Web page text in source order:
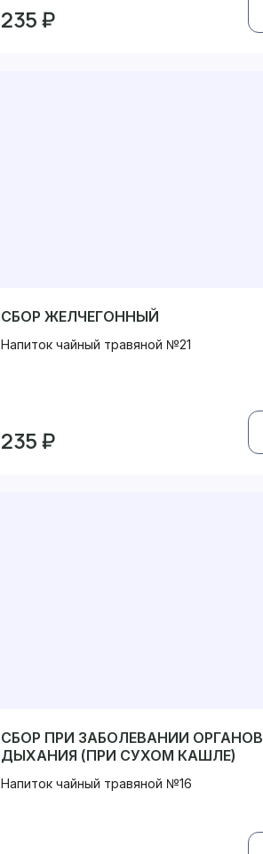
235 ₽
СБОР ЖЕЛЧЕГОННЫЙ
Напиток чайный травяной №21
235 ₽
СБОР ПРИ ЗАБОЛЕВАНИИ ОРГАНОВ
ДЫХАНИЯ (ПРИ СУХОМ КАШЛЕ)
Напиток чайный травяной №16